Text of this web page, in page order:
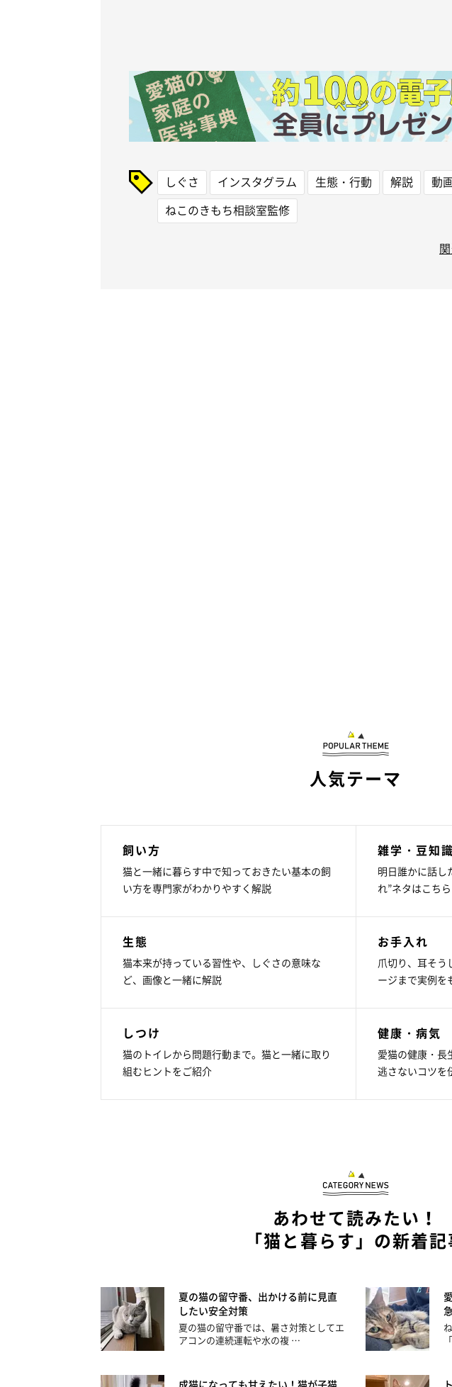
しぐさ インスタグラム 生態・行動 解説 動
ねこのきもち相談室監修
人気テーマ
飼い方
猫と一緒に暮らす中で知っておきたい基本の飼
い方を専門家がわかりやすく解説
雑学・豆知識
明日誰かに話し
れ”ネタはこちら
生態
猫本来が持っている習性や、しぐさの意味な
ど、画像と一緒に解説
お手入れ
爪切り、耳そう
ージまで実例を
しつけ
猫のトイレから問題行動まで。猫と一緒に取り
組むヒントをご紹介
健康・病気
愛猫の健康・長
逃さないコツを
あわせて読みたい！
「猫と暮らす」の新着記
夏の猫の留守番、出かける前に見直
したい安全対策
夏の猫の留守番では、暑さ対策としてエ
アコンの連続運転や水の複 …
成猫になっても甘えたい！猫が子猫